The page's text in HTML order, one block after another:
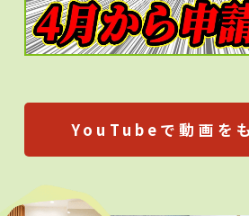
YouTubeで動画を